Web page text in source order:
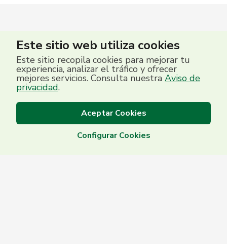
Este sitio web utiliza cookies
Este sitio recopila cookies para mejorar tu
experiencia, analizar el tráfico y ofrecer
mejores servicios. Consulta nuestra Aviso de
privacidad.
Aceptar Cookies
Configurar Cookies